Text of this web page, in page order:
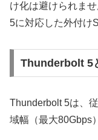
け化は避けられま
5に対応した外付け
Thunderbolt 5
Thunderbolt 5は、
域幅（最大80Gbps